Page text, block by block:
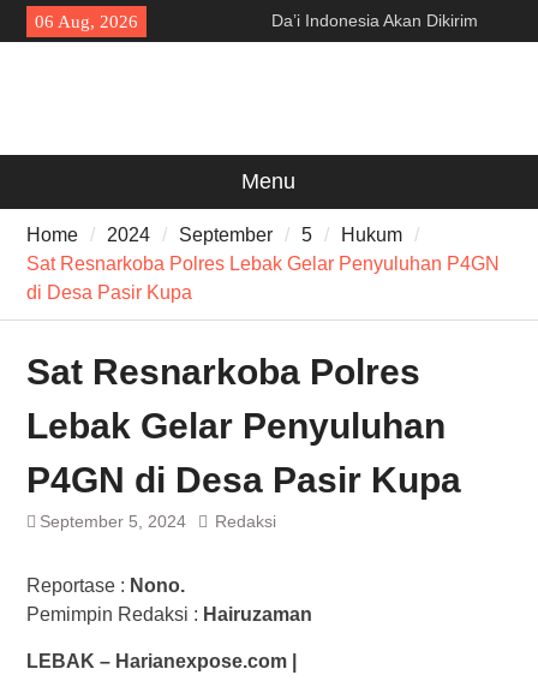
Skip
to
06 Aug, 2026
Da’i Indonesia Akan Dikirim
MUI ke Al-Azhar dan Madinah
Pelaksana Diduga Abaikan K3
Menu
Home 2024 September 5
Hukum
Sat Resnarkoba Polres Lebak Gelar Penyuluhan P4GN
di Desa Pasir Kupa
Sat Resnarkoba Polres
Lebak Gelar Penyuluhan
P4GN di Desa Pasir Kupa
September 5, 2024 Redaksi
Reportase : Nono.
Pemimpin Redaksi : Hairuzaman
LEBAK – Harianexpose.com |